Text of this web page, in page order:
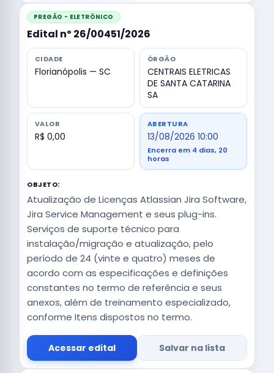
PREGÃO - ELETRÔNICO
Edital nº 26/00451/2026
CIDADE
Florianópolis — SC
ÓRGÃO
CENTRAIS ELETRICAS
DE SANTA CATARINA
SA
VALOR
R$ 0,00
ABERTURA
13/08/2026 10:00
Encerra em 4 dias, 20
horas
OBJETO:
Atualização de Licenças Atlassian Jira Software,
Jira Service Management e seus plug-ins.
Serviços de suporte técnico para
instalação/migração e atualização, pelo
período de 24 (vinte e quatro) meses de
acordo com as especificações e definições
constantes no termo de referência e seus
anexos, além de treinamento especializado,
conforme Itens dispostos no termo.
Acessar edital Salvar na lista